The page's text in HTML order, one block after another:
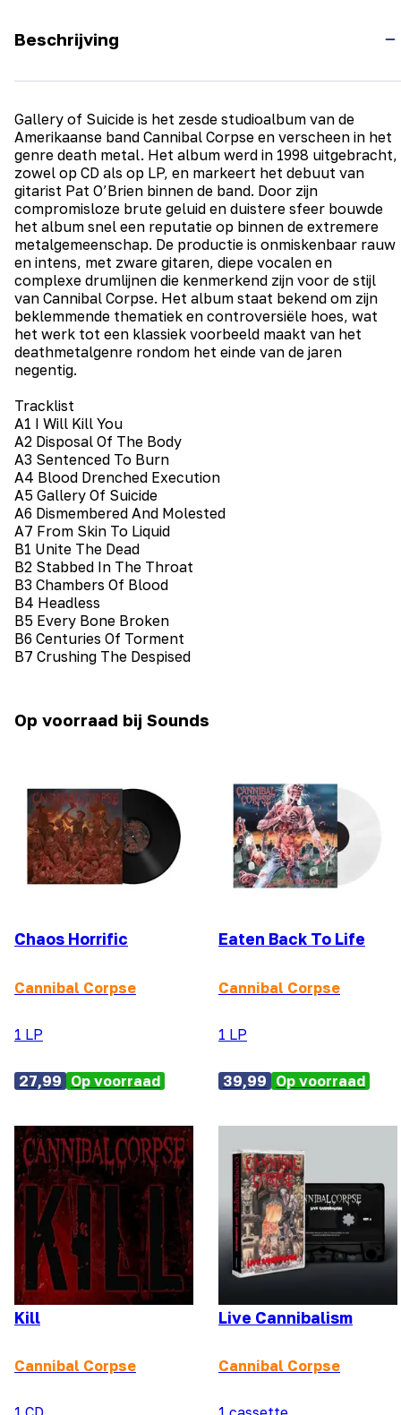
Beschrijving
Gallery of Suicide is het zesde studioalbum van de
Amerikaanse band Cannibal Corpse en verscheen in het
genre death metal. Het album werd in 1998 uitgebracht,
zowel op CD als op LP, en markeert het debuut van
gitarist Pat O’Brien binnen de band. Door zijn
compromisloze brute geluid en duistere sfeer bouwde
het album snel een reputatie op binnen de extremere
metalgemeenschap. De productie is onmiskenbaar rauw
en intens, met zware gitaren, diepe vocalen en
complexe drumlijnen die kenmerkend zijn voor de stijl
van Cannibal Corpse. Het album staat bekend om zijn
beklemmende thematiek en controversiële hoes, wat
het werk tot een klassiek voorbeeld maakt van het
deathmetalgenre rondom het einde van de jaren
negentig.
Tracklist
A1 I Will Kill You
A2 Disposal Of The Body
A3 Sentenced To Burn
A4 Blood Drenched Execution
A5 Gallery Of Suicide
A6 Dismembered And Molested
A7 From Skin To Liquid
B1 Unite The Dead
B2 Stabbed In The Throat
B3 Chambers Of Blood
B4 Headless
B5 Every Bone Broken
B6 Centuries Of Torment
B7 Crushing The Despised
Op voorraad bij Sounds
Chaos Horrific
Cannibal Corpse
1 LP
27,99 Op voorraad
Eaten Back To Life
Cannibal Corpse
1 LP
39,99 Op voorraad
Kill
Cannibal Corpse
Live Cannibalism
Cannibal Corpse